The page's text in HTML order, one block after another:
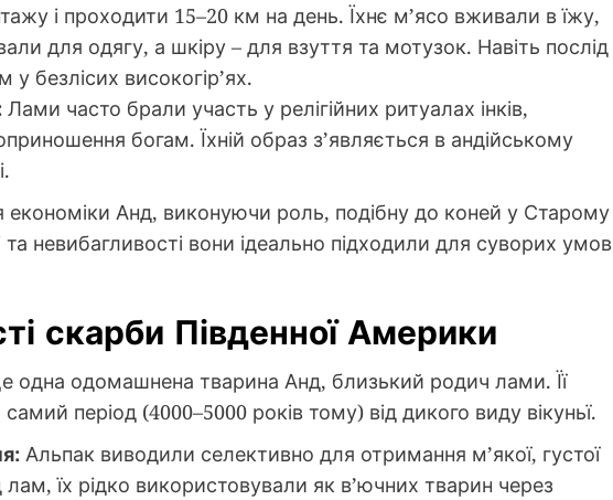
і проходити 15–20 км на день. Їхнє м’ясо вживали в їжу,
для одягу, а шкіру – для взуття та мотузок. Навіть послід
безлісих високогір’ях.
Лами часто брали участь у релігійних ритуалах інків,
богам. Їхній образ з’являється в андійському
Анд, виконуючи роль, подібну до коней у Старому
та невибагливості вони ідеально підходили для суворих умов
скарби Південної Америки
одна одомашнена тварина Анд, близький родич лами. Її
період (4000–5000 років тому) від дикого виду вікуньї.
Альпак виводили селективно для отримання м’якої, густої
лам, їх рідко використовували як в’ючних тварин через